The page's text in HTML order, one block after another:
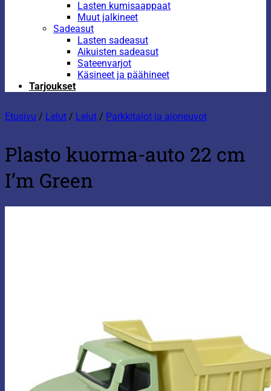
Lasten kumisaappaat
Muut jalkineet
Sadeasut
Lasten sadeasut
Aikuisten sadeasut
Sateenvarjot
Käsineet ja päähineet
Tarjoukset
Etusivu / Lelut / Lelut / Parkkitalot ja ajoneuvot
Plasto kuorma-auto 22 cm
I’m Green